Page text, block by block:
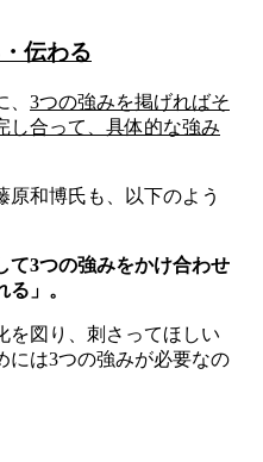
伝わる
3つの強みを掲げればそ
し合って、具体的な強み
原和博氏も、以下のよう
て3つの強みをかけ合わせ
」。
を図り、刺さってほしい
には3つの強みが必要なの